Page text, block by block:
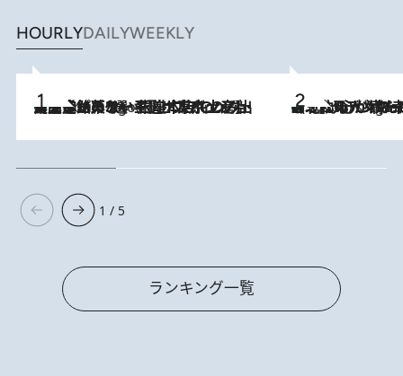
HOURLYDAILYWEEKLY
2 Hours Ago
【間違いのない王道・東京土産】資生堂パーラー 銀座本店でのみ出会える銘菓5選《極上プディング・濃厚チーズケーキ・ボンボンショコラほか》 2 Hours Ago
《北欧の人々の幸福度が高いのは…》元デンマーク親善大使が出会った“心が満たされる暮らし”「いいかげんにヒュッゲしなさい！」
1 / 5
ランキング一覧